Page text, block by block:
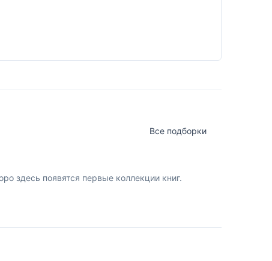
Все подборки
здесь появятся первые коллекции книг.